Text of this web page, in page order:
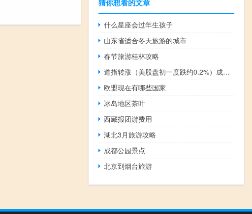
猜你想看的文章
什么星座会过年生孩子
山东省适合冬天旅游的城市
春节旅游桂林攻略
道指转涨（美股盘初一度跌约0.2%）成分股波音目前涨4.39%威瑞森、迪士尼、高盛、卡特彼勒、赛富时Salesforce.com、可口可乐、沃尔玛等至多涨0.77%苹果目前跌0.96%安进、陶氏化学、耐克、英特尔至多跌1.4%
欧盟现在有哪些国家
冰岛地区茶叶
西藏报团游费用
湖北3月旅游攻略
成都公园景点
北京到烟台旅游